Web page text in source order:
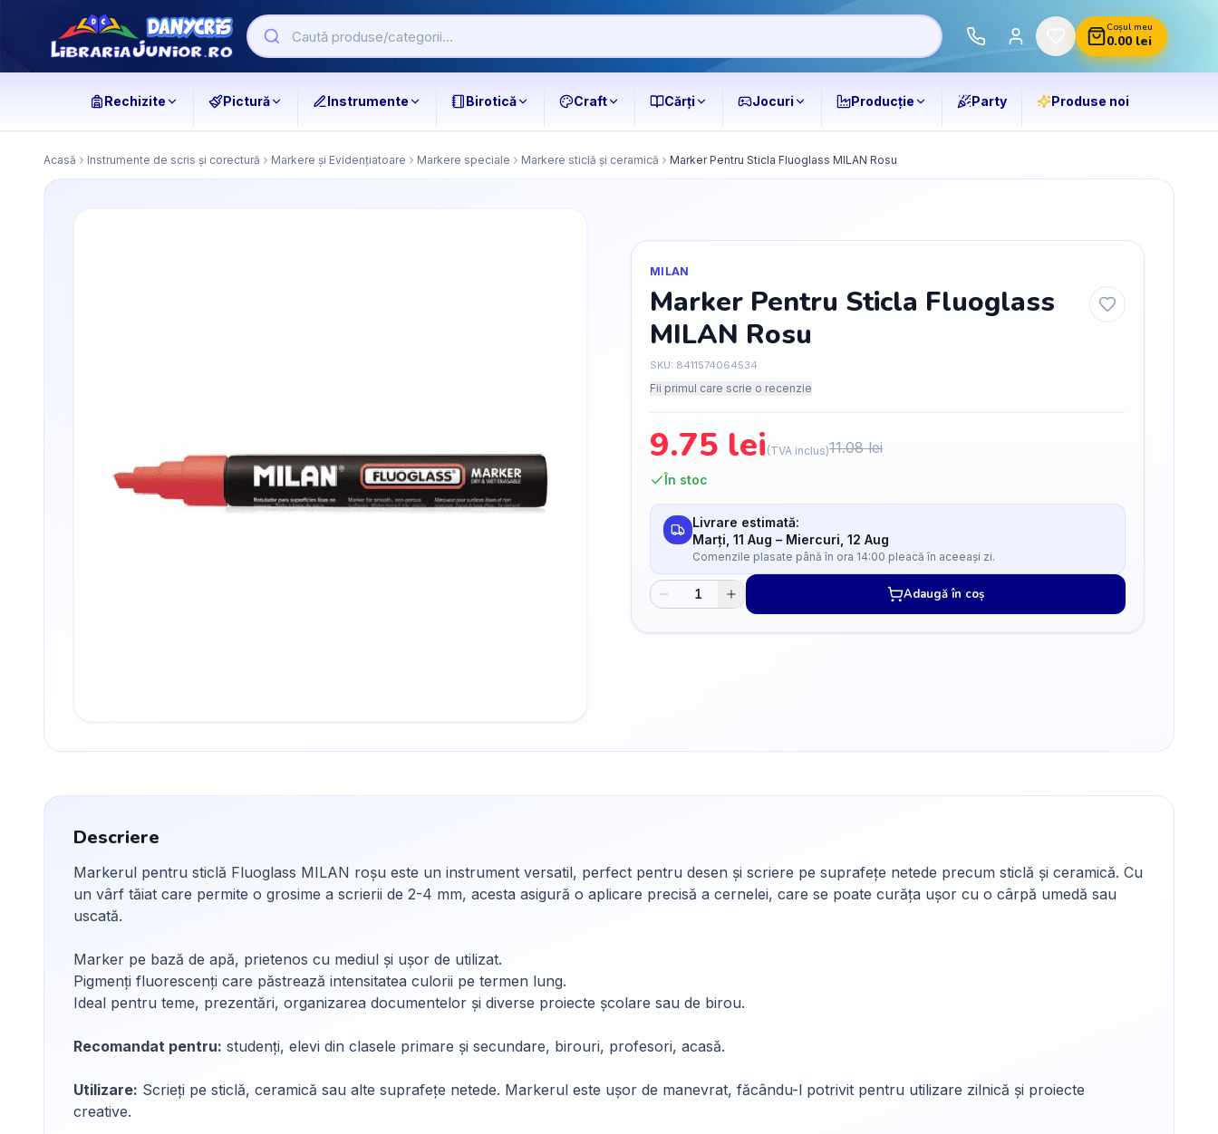
Coșul meu
0.00lei
Rechizite Pictură Instrumente Birotică Craft Cărți Jocuri Producție Party Produse noi
Acasă Instrumente de scris și corectură Markere și Evidențiatoare Markere speciale Markere sticlă și ceramică Marker Pentru Sticla Fluoglass MILAN Rosu
MILAN
Marker Pentru Sticla Fluoglass
MILAN Rosu
SKU: 8411574064534
Fii primul care scrie o recenzie
9.75 lei (TVA inclus)11.08lei
În stoc
Livrare estimată:
Marți, 11 Aug – Miercuri, 12 Aug
Comenzile plasate până în ora 14:00 pleacă în aceeași zi.
Adaugă în coș
Descriere
Markerul pentru sticlă Fluoglass MILAN roșu este un instrument versatil, perfect pentru desen și scriere pe suprafețe netede precum sticlă și ceramică. Cu
un vârf tăiat care permite o grosime a scrierii de 2-4 mm, acesta asigură o aplicare precisă a cernelei, care se poate curăța ușor cu o cârpă umedă sau
uscată.
Marker pe bază de apă, prietenos cu mediul și ușor de utilizat.
Pigmenți fluorescenți care păstrează intensitatea culorii pe termen lung.
Ideal pentru teme, prezentări, organizarea documentelor și diverse proiecte școlare sau de birou.
Recomandat pentru: studenți, elevi din clasele primare și secundare, birouri, profesori, acasă.
Utilizare: Scrieți pe sticlă, ceramică sau alte suprafețe netede. Markerul este ușor de manevrat, făcându-l potrivit pentru utilizare zilnică și proiecte
creative.